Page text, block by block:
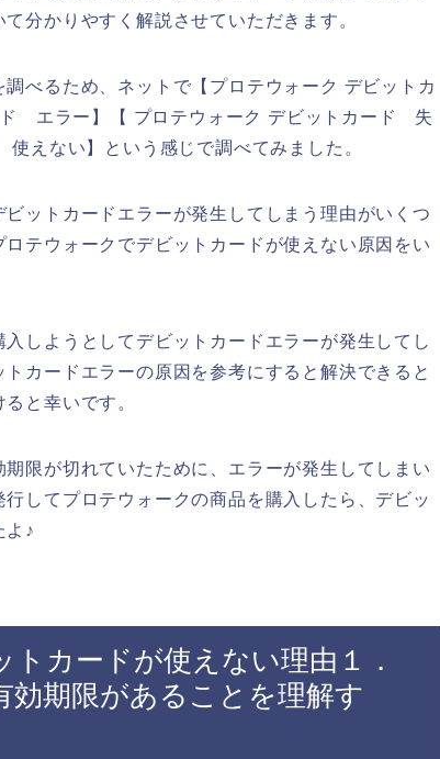
分かりやすく解説させていただきます。
べるため、ネットで【プロテウォーク デビットカ
エラー】【 プロテウォーク デビットカード 失
えない】という感じで調べてみました。
ットカードエラーが発生してしまう理由がいくつ
テウォークでデビットカードが使えない原因をい
しようとしてデビットカードエラーが発生してし
カードエラーの原因を参考にすると解決できると
と幸いです。
限が切れていたために、エラーが発生してしまい
してプロテウォークの商品を購入したら、デビッ
よ♪
カードが使えない理由１．
効期限があることを理解す